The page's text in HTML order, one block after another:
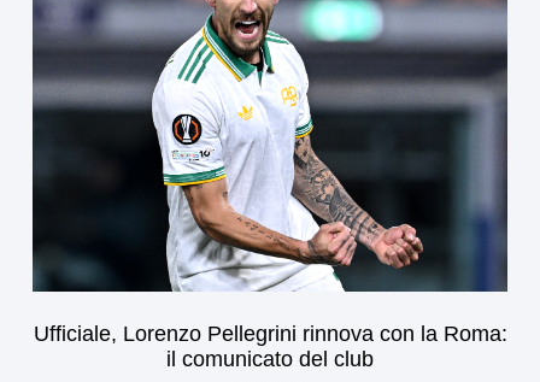
Ufficiale, Lorenzo Pellegrini rinnova con la Roma:
il comunicato del club